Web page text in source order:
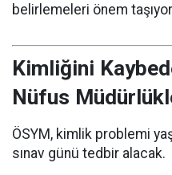
belirlemeleri önem
Kimliğini
Nüfus
ÖSYM, kimlik problemi
sınav günü tedbir alacak.